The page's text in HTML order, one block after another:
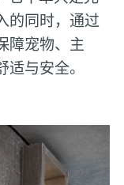
的同时，通过
障宠物、主
与安全。